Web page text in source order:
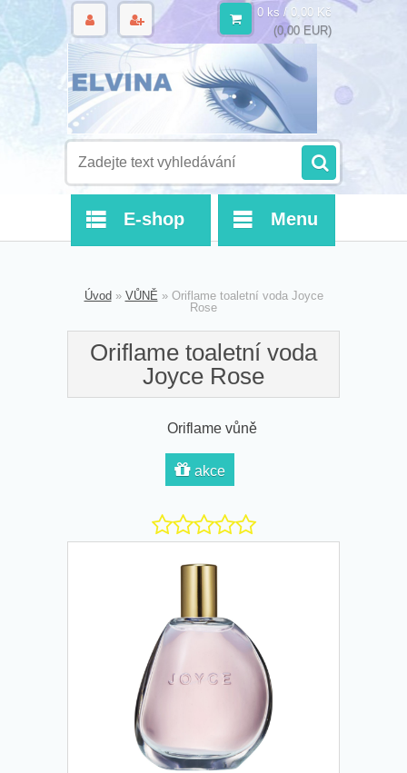
0 ks / 0,00 Kč
(0,00 EUR)
E-shop Menu
Úvod » VŮNĚ » Oriflame toaletní voda Joyce
Rose
Oriflame toaletní voda
Joyce Rose
Oriflame vůně
akce